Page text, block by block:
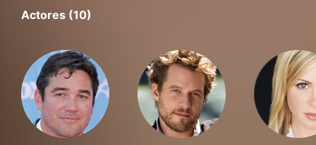
Actores (10)